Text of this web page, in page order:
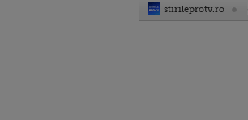
stirileprotv.ro